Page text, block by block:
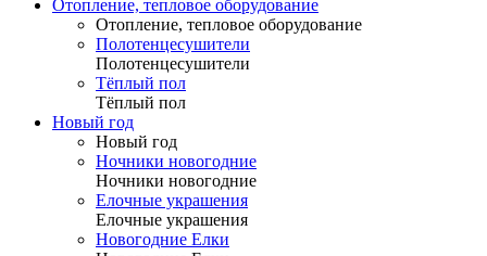
Отопление, тепловое оборудование
Отопление, тепловое оборудование
Полотенцесушители
Полотенцесушители
Тёплый пол
Тёплый пол
Новый год
Новый год
Ночники новогодние
Ночники новогодние
Елочные украшения
Елочные украшения
Новогодние Елки